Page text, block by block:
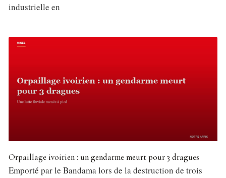
industrielle en
Orpaillage ivoirien : un gendarme meurt pour 3 dragues
Emporté par le Bandama lors de la destruction de trois